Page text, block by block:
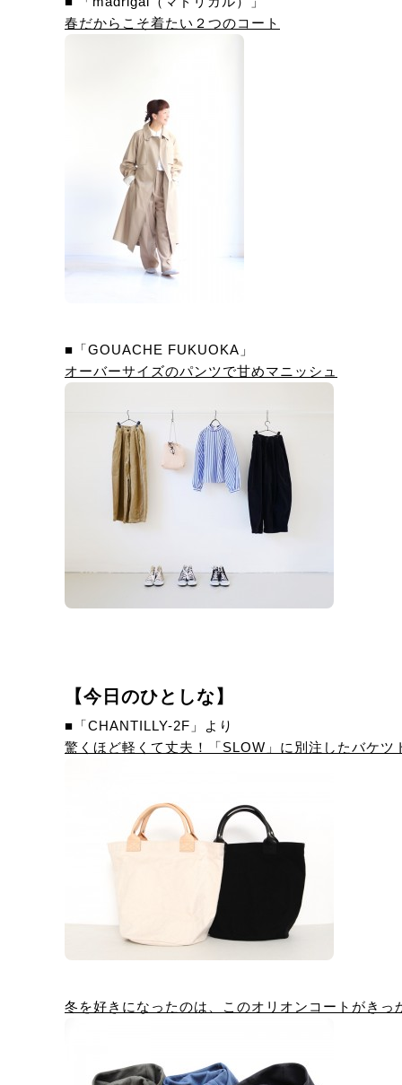
春だからこそ着たい２つのコート
■「GOUACHE FUKUOKA」
オーバーサイズのパンツで甘めマニッシュ
【今日のひとしな】
■「CHANTILLY-2F」より
驚くほど軽くて丈夫！「SLOW」に別注したバケツ
冬を好きになったのは、このオリオンコートがきっ